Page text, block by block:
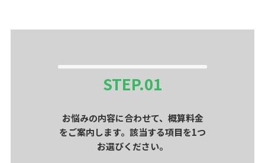
STEP.01
お悩みの内容に合わせて、概算料金
をご案内します。該当する項目を1つ
お選びください。